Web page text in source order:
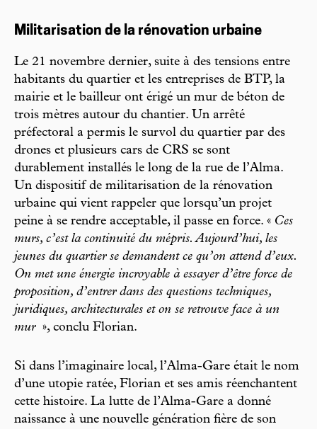
Militarisation de la rénovation urbaine
Le 21 novembre dernier, suite à des tensions entre
habitants du quartier et les entreprises de BTP, la
mairie et le bailleur ont érigé un mur de béton de
trois mètres autour du chantier. Un arrêté
préfectoral a permis le survol du quartier par des
drones et plusieurs cars de CRS se sont
durablement installés le long de la rue de l’Alma.
Un dispositif de militarisation de la rénovation
urbaine qui vient rappeler que lorsqu’un projet
peine à se rendre acceptable, il passe en force. « Ces
murs, c’est la continuité du mépris. Aujourd’hui, les
jeunes du quartier se demandent ce qu’on attend d’eux.
On met une énergie incroyable à essayer d’être force de
proposition, d’entrer dans des questions techniques,
juridiques, architecturales et on se retrouve face à un
mur », conclu Florian.
Si dans l’imaginaire local, l’Alma-Gare était le nom
d’une utopie ratée, Florian et ses amis réenchantent
cette histoire. La lutte de l’Alma-Gare a donné
naissance à une nouvelle génération fière de son